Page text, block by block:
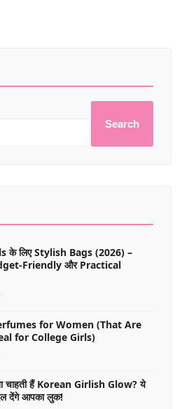
Search
के लिए Stylish Bags (2026) –
Friendly और Practical
for Women (That Are
for College Girls)
चाहती हैं Korean Girlish Glow? ये
देंगे आपका लुक!